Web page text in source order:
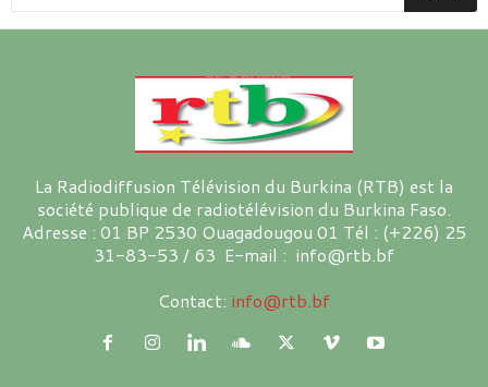
La Radiodiffusion Télévision du Burkina (RTB) est la
société publique de radiotélévision du Burkina Faso.
Adresse : 01 BP 2530 Ouagadougou 01 Tél : (+226) 25
31-83-53 / 63 E-mail : info@rtb.bf
Contact: info@rtb.bf